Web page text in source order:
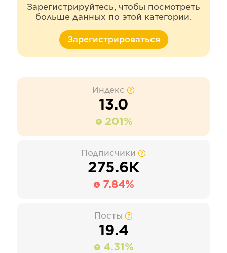
Зарегистрируйтесь, чтобы посмотреть
больше данных по этой категории.
Зарегистрироваться
Индекс
13.0
201%
Подписчики
275.6К
7.84%
Посты
19.4
4.31%